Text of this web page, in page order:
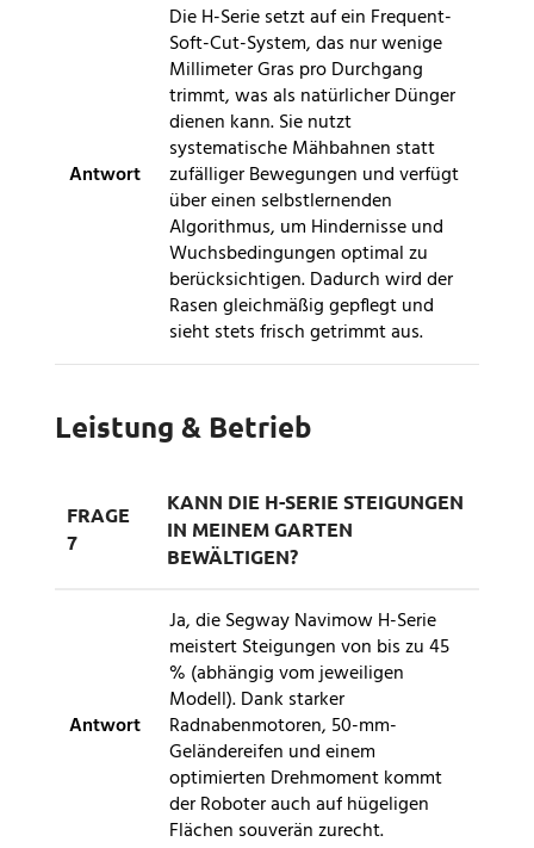
Antwort
Die H-Serie setzt auf ein Frequent-
Soft-Cut-System, das nur wenige
Millimeter Gras pro Durchgang
trimmt, was als natürlicher Dünger
dienen kann. Sie nutzt
systematische Mähbahnen statt
zufälliger Bewegungen und verfügt
über einen selbstlernenden
Algorithmus, um Hindernisse und
Wuchsbedingungen optimal zu
berücksichtigen. Dadurch wird der
Rasen gleichmäßig gepflegt und
sieht stets frisch getrimmt aus.
Leistung & Betrieb
FRAGE
7
KANN DIE H-SERIE STEIGUNGEN
IN MEINEM GARTEN
BEWÄLTIGEN?
Antwort
Ja, die Segway Navimow H-Serie
meistert Steigungen von bis zu 45
% (abhängig vom jeweiligen
Modell). Dank starker
Radnabenmotoren, 50-mm-
Geländereifen und einem
optimierten Drehmoment kommt
der Roboter auch auf hügeligen
Flächen souverän zurecht.